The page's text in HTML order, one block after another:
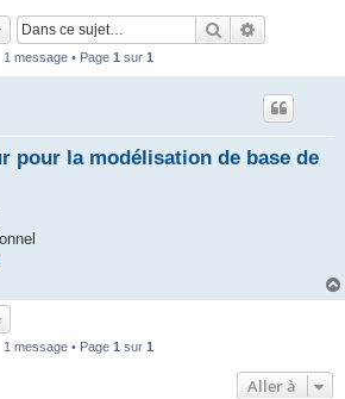
Rechercher
1 message • Page 1 sur 1
pour la modélisation de base de
1 message • Page 1 sur 1
Aller à